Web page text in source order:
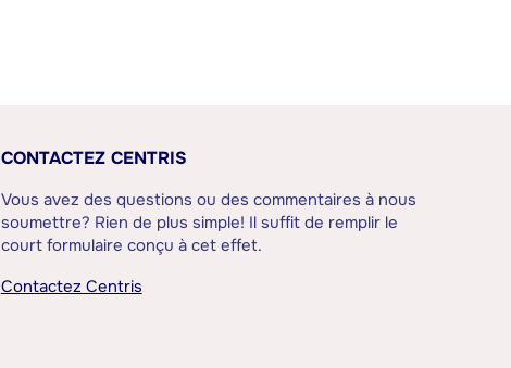
CONTACTEZ CENTRIS
Vous avez des questions ou des commentaires à nous
soumettre? Rien de plus simple! Il suffit de remplir le
court formulaire conçu à cet effet.
Contactez Centris